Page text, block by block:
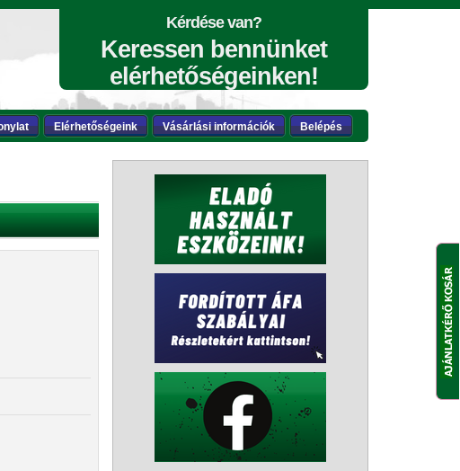
Kérdése van?
Keressen bennünket
elérhetőségeinken!
Elérhetőségeink Vásárlási információk Belépés